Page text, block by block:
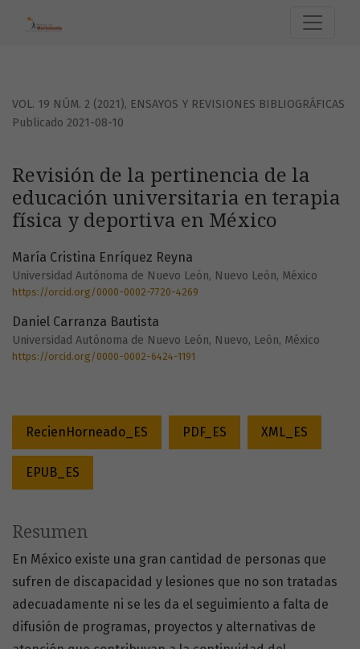
VOL. 19 NÚM. 2 (2021), ENSAYOS Y REVISIONES BIBLIOGRÁFICAS
Revisión de la pertinencia de la
educación universitaria en terapia
física y deportiva en México
Publicado 2021-08-10
María Cristina Enríquez Reyna
Universidad Autónoma de Nuevo León, Nuevo León, México
https://orcid.org/0000-0002-7720-4269
Daniel Carranza Bautista
Universidad Autónoma de Nuevo León, Nuevo, León, México
https://orcid.org/0000-0002-6424-1191
RecienHorneado_ES PDF_ES XML_ES
EPUB_ES
Resumen
En México existe una gran cantidad de personas que
sufren de discapacidad y lesiones que no son tratadas
adecuadamente ni se les da el seguimiento a falta de
difusión de programas, proyectos y alternativas de